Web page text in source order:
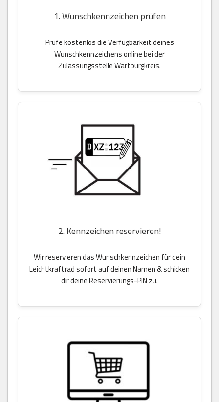
1. Wunschkennzeichen prüfen
Prüfe kostenlos die Verfügbarkeit deines
Wunschkennzeichens online bei der
Zulassungsstelle Wartburgkreis.
2. Kennzeichen reservieren!
Wir reservieren das Wunschkennzeichen für dein
Leichtkraftrad sofort auf deinen Namen & schicken
dir deine Reservierungs-PIN zu.